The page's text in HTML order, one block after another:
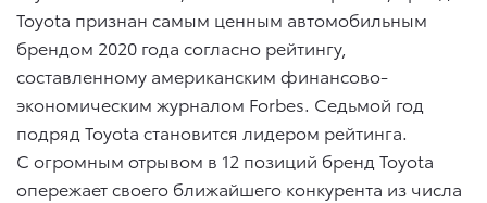
Toyota признан самым ценным автомобильным
брендом 2020 года согласно рейтингу,
составленному американским финансово-
экономическим журналом Forbes. Седьмой год
подряд Toyota становится лидером рейтинга.
С огромным отрывом в 12 позиций бренд Toyota
опережает своего ближайшего конкурента из числа